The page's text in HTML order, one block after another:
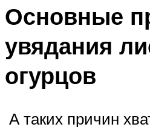
Основные
увядания
огурцов
А таких причин